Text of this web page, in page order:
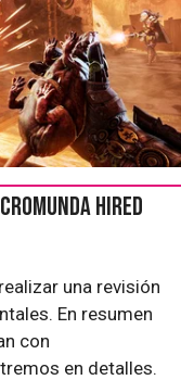
Hired
una revisión
En resumen
con
en detalles.